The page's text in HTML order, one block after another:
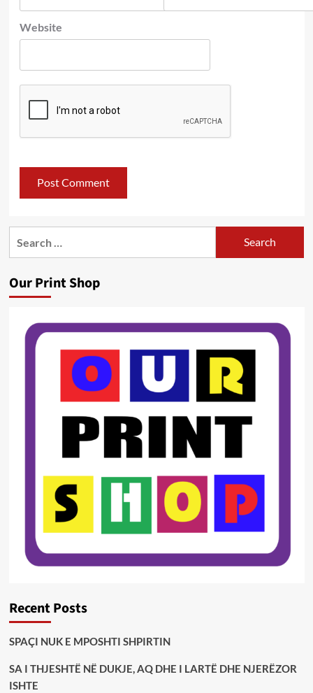
Website
Our Print Shop
Recent Posts
SPAÇI NUK E MPOSHTI SHPIRTIN
SA I THJESHTË NË DUKJE, AQ DHE I LARTË DHE NJERËZOR
ISHTE